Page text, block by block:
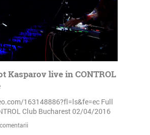
Kasparov live in CONTROL
163148886?fl=ls&fe=ec Full
Club Bucharest 02/04/2016